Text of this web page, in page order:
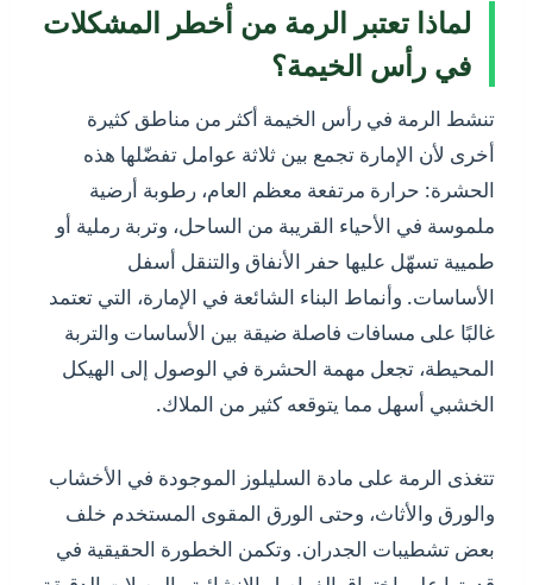
لماذا تعتبر الرمة من أخطر المشكلات
في رأس الخيمة؟
تنشط الرمة في رأس الخيمة أكثر من مناطق كثيرة
أخرى لأن الإمارة تجمع بين ثلاثة عوامل تفضّلها هذه
الحشرة: حرارة مرتفعة معظم العام، رطوبة أرضية
ملموسة في الأحياء القريبة من الساحل، وتربة رملية أو
طميية تسهّل عليها حفر الأنفاق والتنقل أسفل
الأساسات. وأنماط البناء الشائعة في الإمارة، التي تعتمد
غالبًا على مسافات فاصلة ضيقة بين الأساسات والتربة
المحيطة، تجعل مهمة الحشرة في الوصول إلى الهيكل
الخشبي أسهل مما يتوقعه كثير من الملاك.
تتغذى الرمة على مادة السليلوز الموجودة في الأخشاب
والورق والأثاث، وحتى الورق المقوى المستخدم خلف
بعض تشطيبات الجدران. وتكمن الخطورة الحقيقية في